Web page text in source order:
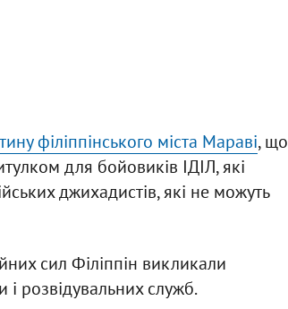
філіппінського міста Мараві, що
для бойовиків ІДІЛ, які
джихадистів, які не можуть
сил Філіппін викликали
і розвідувальних служб.